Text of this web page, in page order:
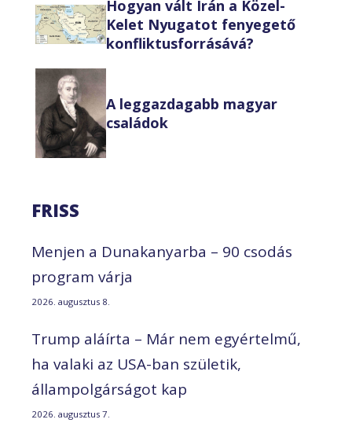
Hogyan vált Irán a Közel-
Kelet Nyugatot fenyegető
konfliktusforrásává?
A leggazdagabb magyar
családok
FRISS
Menjen a Dunakanyarba – 90 csodás
program várja
2026. augusztus 8.
Trump aláírta – Már nem egyértelmű,
ha valaki az USA-ban születik,
állampolgárságot kap
2026. augusztus 7.